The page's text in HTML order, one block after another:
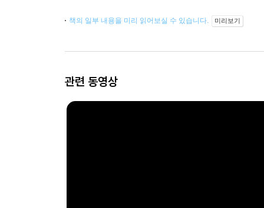
책의 일부 내용을 미리 읽어보실 수 있습니다. 미리보기
관련 동영상